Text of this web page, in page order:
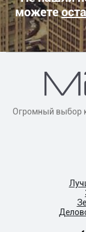
можете
Огромный выбор